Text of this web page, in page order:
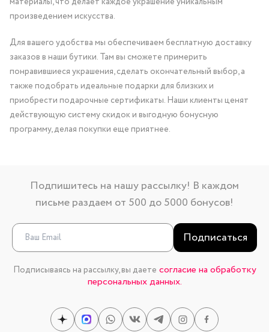
произведением искусства.
Для вашего удобства мы обеспечиваем бесплатную доставку
заказов в наши бутики. Там вы сможете примерить
понравившиеся украшения, сделать окончательный выбор, а
также подобрать идеальные подарки для близких и
приобрести подарочные сертификаты. Наши клиенты ценят
действующую систему скидок и выгодную бонусную
программу, делая покупки еще приятнее.
Подпишитесь на нашу рассылку! В каждом
письме раздаем от 500 до 5000 бонусов!
Подписаться
Подписываясь на рассылку, вы даете согласие на обработку
персональных данных.